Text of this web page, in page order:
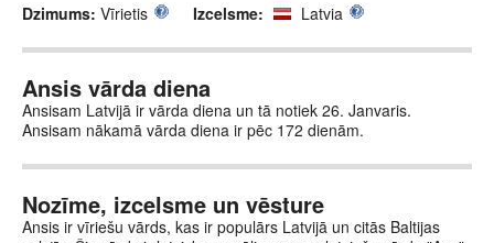
Dzimums: Vīrietis Izcelsme: Latvia
Ansis vārda diena
Ansisam Latvijā ir vārda diena un tā notiek 26. Janvaris.
Ansisam nākamā vārda diena ir pēc 172 dienām.
Nozīme, izcelsme un vēsture
Ansis ir vīriešu vārds, kas ir populārs Latvijā un citās Baltijas